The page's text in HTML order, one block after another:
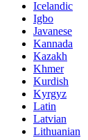
Icelandic
Igbo
Javanese
Kannada
Kazakh
Khmer
Kurdish
Kyrgyz
Latin
Latvian
Lithuanian